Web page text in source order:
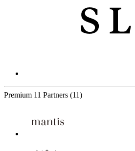
Premium 11 Partners (11)